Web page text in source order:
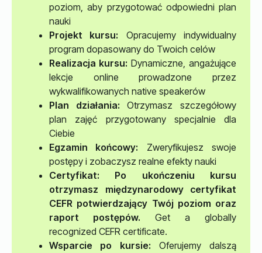
poziom, aby przygotować odpowiedni plan
nauki
Projekt kursu: Opracujemy indywidualny
program dopasowany do Twoich celów
Realizacja kursu: Dynamiczne, angażujące
lekcje online prowadzone przez
wykwalifikowanych native speakerów
Plan działania: Otrzymasz szczegółowy
plan zajęć przygotowany specjalnie dla
Ciebie
Egzamin końcowy: Zweryfikujesz swoje
postępy i zobaczysz realne efekty nauki
Certyfikat: Po ukończeniu kursu
otrzymasz międzynarodowy certyfikat
CEFR potwierdzający Twój poziom oraz
raport postępów. Get a globally
recognized CEFR certificate.
Wsparcie po kursie: Oferujemy dalszą